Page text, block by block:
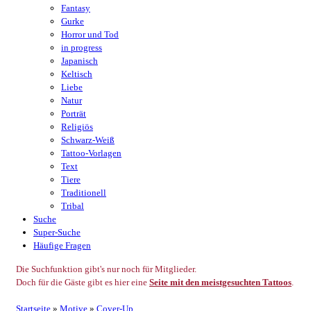
Fantasy
Gurke
Horror und Tod
in progress
Japanisch
Keltisch
Liebe
Natur
Porträt
Religiös
Schwarz-Weiß
Tattoo-Vorlagen
Text
Tiere
Traditionell
Tribal
Suche
Super-Suche
Häufige Fragen
Die Suchfunktion gibt's nur noch für Mitglieder.
Doch für die Gäste gibt es hier eine Seite mit den meistgesuchten Tattoos.
Startseite » Motive » Cover-Up